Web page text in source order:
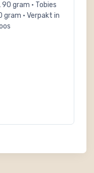
gram • Tobies
• Verpakt in